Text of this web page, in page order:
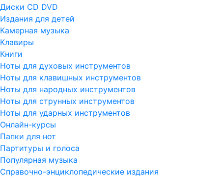
Диски CD DVD
Издания для детей
Камерная музыка
Клавиры
Книги
Ноты для духовых инструментов
Ноты для клавишных инструментов
Ноты для народных инструментов
Ноты для струнных инструментов
Ноты для ударных инструментов
Онлайн-курсы
Папки для нот
Партитуры и голоса
Популярная музыка
Справочно-энциклопедические издания